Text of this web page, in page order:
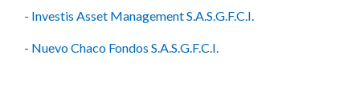
- Investis Asset Management S.A.S.G.F.C.I.
- Nuevo Chaco Fondos S.A.S.G.F.C.I.